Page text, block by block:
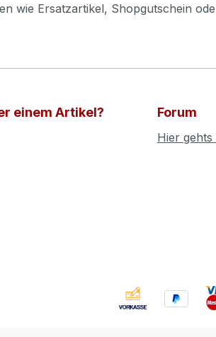
wie Ersatzartikel, Shopgutschein
einem Artikel? Forum
Hier